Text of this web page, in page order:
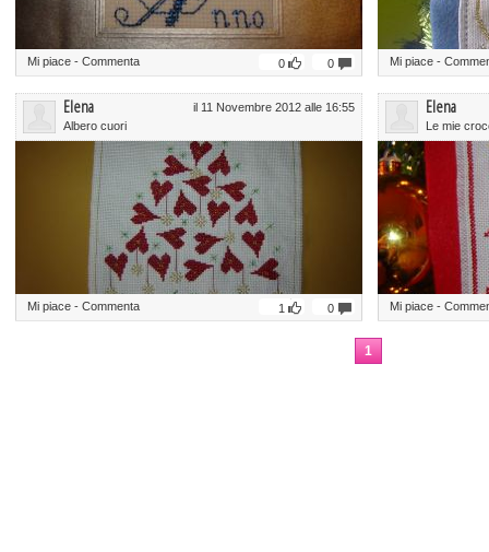
Mi piace - Commenta 0
0 Mi piace -
Elena
Albero cuori
il 11 Novembre 2012 alle 16:55
Mi piace - Commenta 0
1
Elena
Le mie
Mi piace -
1